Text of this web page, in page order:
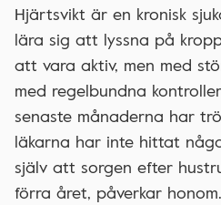
Hjärtsvikt är en kronisk
lära sig att lyssna på
att vara aktiv, men med
med regelbundna
senaste månaderna har
läkarna har inte hittat
själv att sorgen efter
förra året, påverkar honom.